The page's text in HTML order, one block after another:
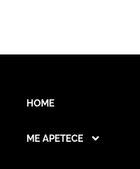
HOME
ME APETECE